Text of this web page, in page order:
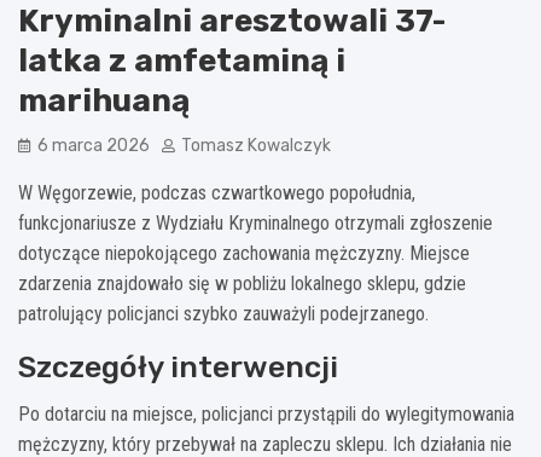
Kryminalni aresztowali 37-
latka z amfetaminą i
marihuaną
6 marca 2026 Tomasz Kowalczyk
W Węgorzewie, podczas czwartkowego popołudnia,
funkcjonariusze z Wydziału Kryminalnego otrzymali zgłoszenie
dotyczące niepokojącego zachowania mężczyzny. Miejsce
zdarzenia znajdowało się w pobliżu lokalnego sklepu, gdzie
patrolujący policjanci szybko zauważyli podejrzanego.
Szczegóły interwencji
Po dotarciu na miejsce, policjanci przystąpili do wylegitymowania
mężczyzny, który przebywał na zapleczu sklepu. Ich działania nie